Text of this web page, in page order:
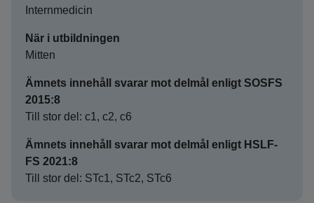
Internmedicin
När i utbildningen
Mitten
Ämnets innehåll svarar mot delmål enligt SOSFS
2015:8
Till stor del: c1, c2, c6
Ämnets innehåll svarar mot delmål enligt HSLF-
FS 2021:8
Till stor del: STc1, STc2, STc6